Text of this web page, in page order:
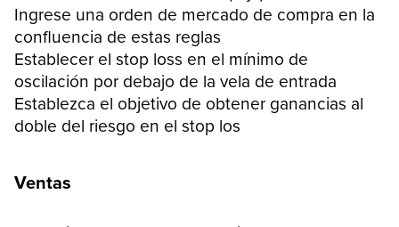
Ingrese una orden de mercado de compra en la
confluencia de estas reglas
Establecer el stop loss en el mínimo de
oscilación por debajo de la vela de entrada
Establezca el objetivo de obtener ganancias al
doble del riesgo en el stop los
Ventas